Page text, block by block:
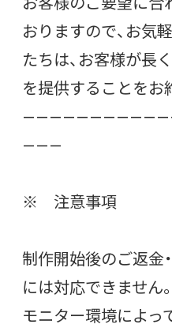
おりますので、お気
たちは、お客様が長
を提供することをお
———
※ 注意事項
制作開始後のご返金
には対応できません。
モニター環境によっ